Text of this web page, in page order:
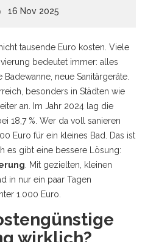
16 Nov 2025
tausende Euro kosten. Viele
bedeutet immer: alles
neue Sanitärgeräte.
besonders in Städten wie
an. Im Jahr 2024 lag die
18,7 %. Wer da voll sanieren
Euro für ein kleines Bad. Das ist
es gibt eine bessere Lösung:
. Mit gezielten, kleinen
in nur ein paar Tagen
1.000 Euro.
wirklich?